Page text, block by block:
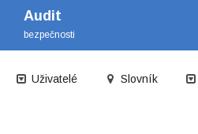
Audit
bezpečnosti
Uživatelé Slovník